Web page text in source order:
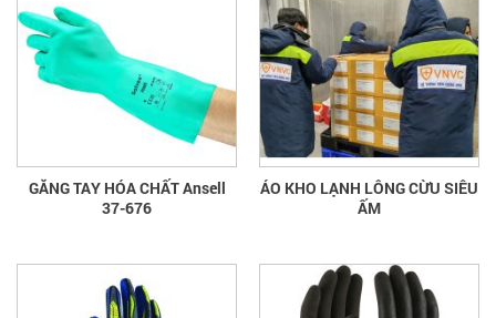
GĂNG TAY HÓA CHẤT Ansell
37-676
ÁO KHO LẠNH LÔNG CỪU SIÊU
ẤM